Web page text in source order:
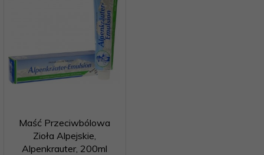
Maść Przeciwbólowa
Zioła Alpejskie,
Alpenkrauter, 200ml